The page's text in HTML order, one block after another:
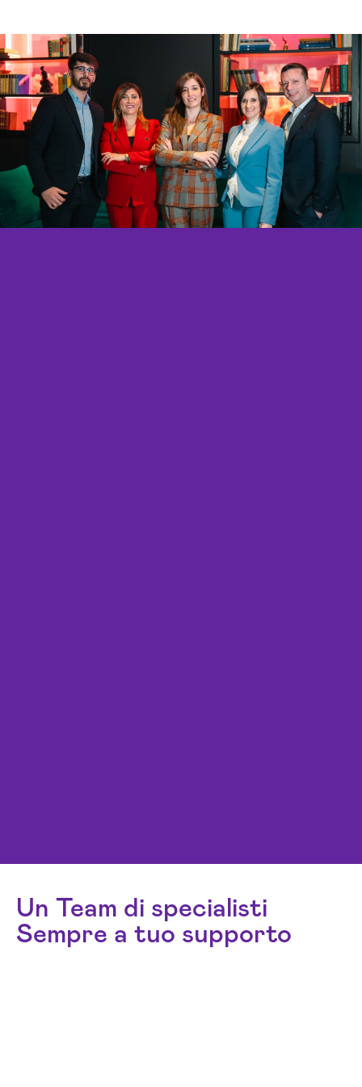
Un Team di specialisti
Sempre a tuo supporto